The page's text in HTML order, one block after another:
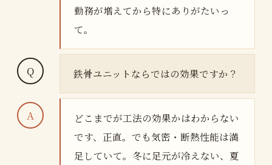
勤務が増えてから特にありがたいっ
て。
鉄骨ユニットならではの効果ですか？
どこまでが工法の効果かはわからない
です、正直。でも気密・断熱性能は満
足していて。冬に足元が冷えない、夏